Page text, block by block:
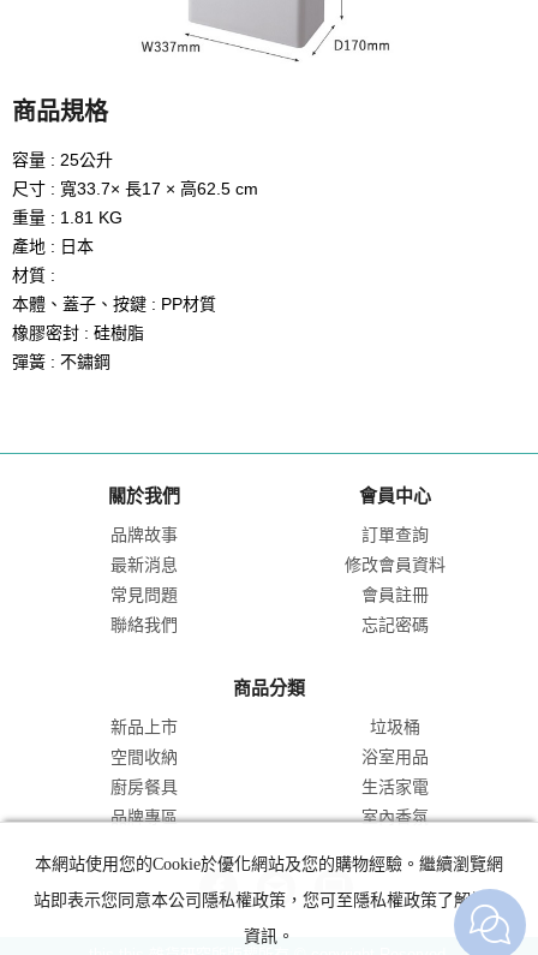
商品規格
容量 : 25公升
尺寸 : 寬33.7× 長17 × 高62.5 cm
重量 : 1.81 KG
產地 : 日本
材質 :
本體、蓋子、按鍵 : PP材質
橡膠密封 : 硅樹脂
彈簧 : 不鏽鋼
關於我們
品牌故事
最新消息
常見問題
聯絡我們
會員中心
訂單查詢
修改會員資料
會員註冊
忘記密碼
商品分類
新品上市
垃圾桶
空間收納
浴室用品
廚房餐具
生活家電
品牌專區
室內香氛
本網站使用您的Cookie於優化網站及您的購物經驗。繼續瀏覽網
站即表示您同意本公司隱私權政策，您可至隱私權政策了解詳細
資訊。